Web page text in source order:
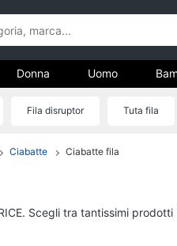
Abbigliamento
Donna
Donna Uomo
Fila disruptor Tuta fila
Ciabatte Ciabatte fila
Scegli tra tantissimi